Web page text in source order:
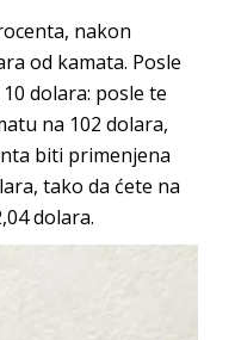
nakon
od kamata. Posle
dolara: posle te
na 102 dolara,
biti primenjena
tako da ćete na
dolara.